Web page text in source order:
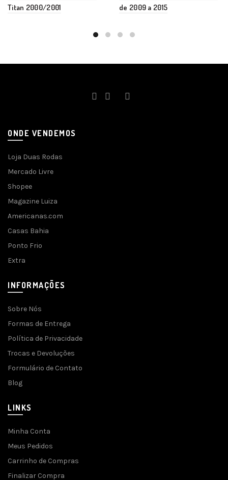
Titan 2000/2001
de 2009 a 2015
ONDE VENDEMOS
Loja Duas Rodas
Mercado Livre
Shopee
Magazine Luiza
Americanas.com
Casas Bahia
Ponto Frio
Extra
INFORMAÇÕES
Sobre Nós
Formas de Entrega
Política de Privacidade
Trocas e Devoluções
Formulário de Contato
Blog
LINKS
Minha Conta
Meus Pedidos
Carrinho de Compras
Finalizar Compra